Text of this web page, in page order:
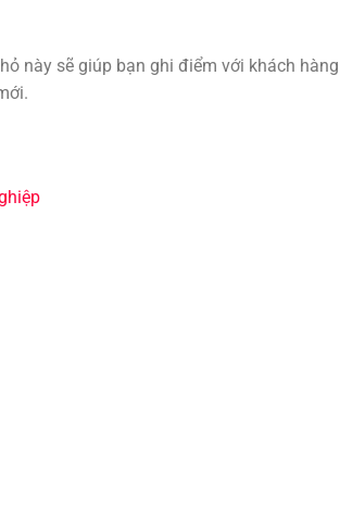
này sẽ giúp bạn ghi điểm với khách hàng